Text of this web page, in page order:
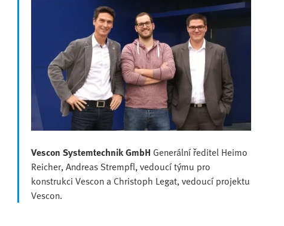
Vescon Systemtechnik GmbH Generální ředitel Heimo
Reicher, Andreas Strempfl, vedoucí týmu pro
konstrukci Vescon a Christoph Legat, vedoucí projektu
Vescon.